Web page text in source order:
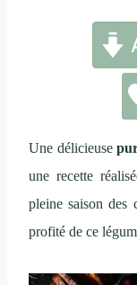
Une délicieuse
une recette
pleine saison des
profité de ce